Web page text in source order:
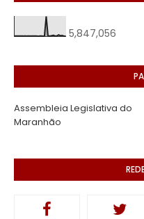
5,847,056
Assembleia Legislativa do
Maranhão